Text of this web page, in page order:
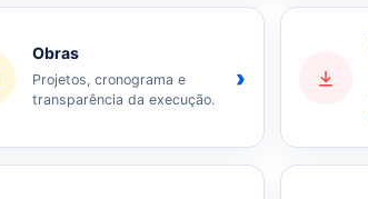
Obras
Projetos, cronograma e
transparência da execução.
›